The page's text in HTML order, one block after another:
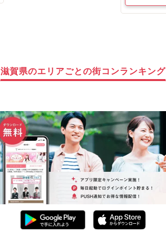
滋賀県のエリアごとの街コンランキング